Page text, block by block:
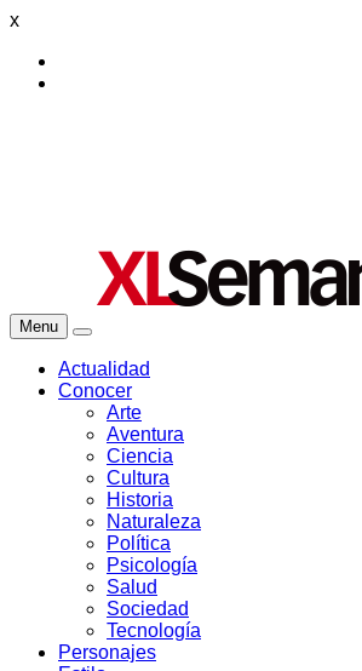
x
Menu
Actualidad
Conocer
Arte
Aventura
Ciencia
Cultura
Historia
Naturaleza
Política
Psicología
Salud
Sociedad
Tecnología
Personajes